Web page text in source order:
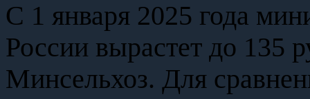
С 1 января 2025 года
России вырастет до 135
Минсельхоз. Для